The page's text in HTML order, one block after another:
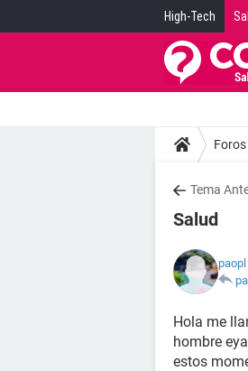
High-Tech
Foros
Tema
Salud
paopl
Hola me
hombre
estos